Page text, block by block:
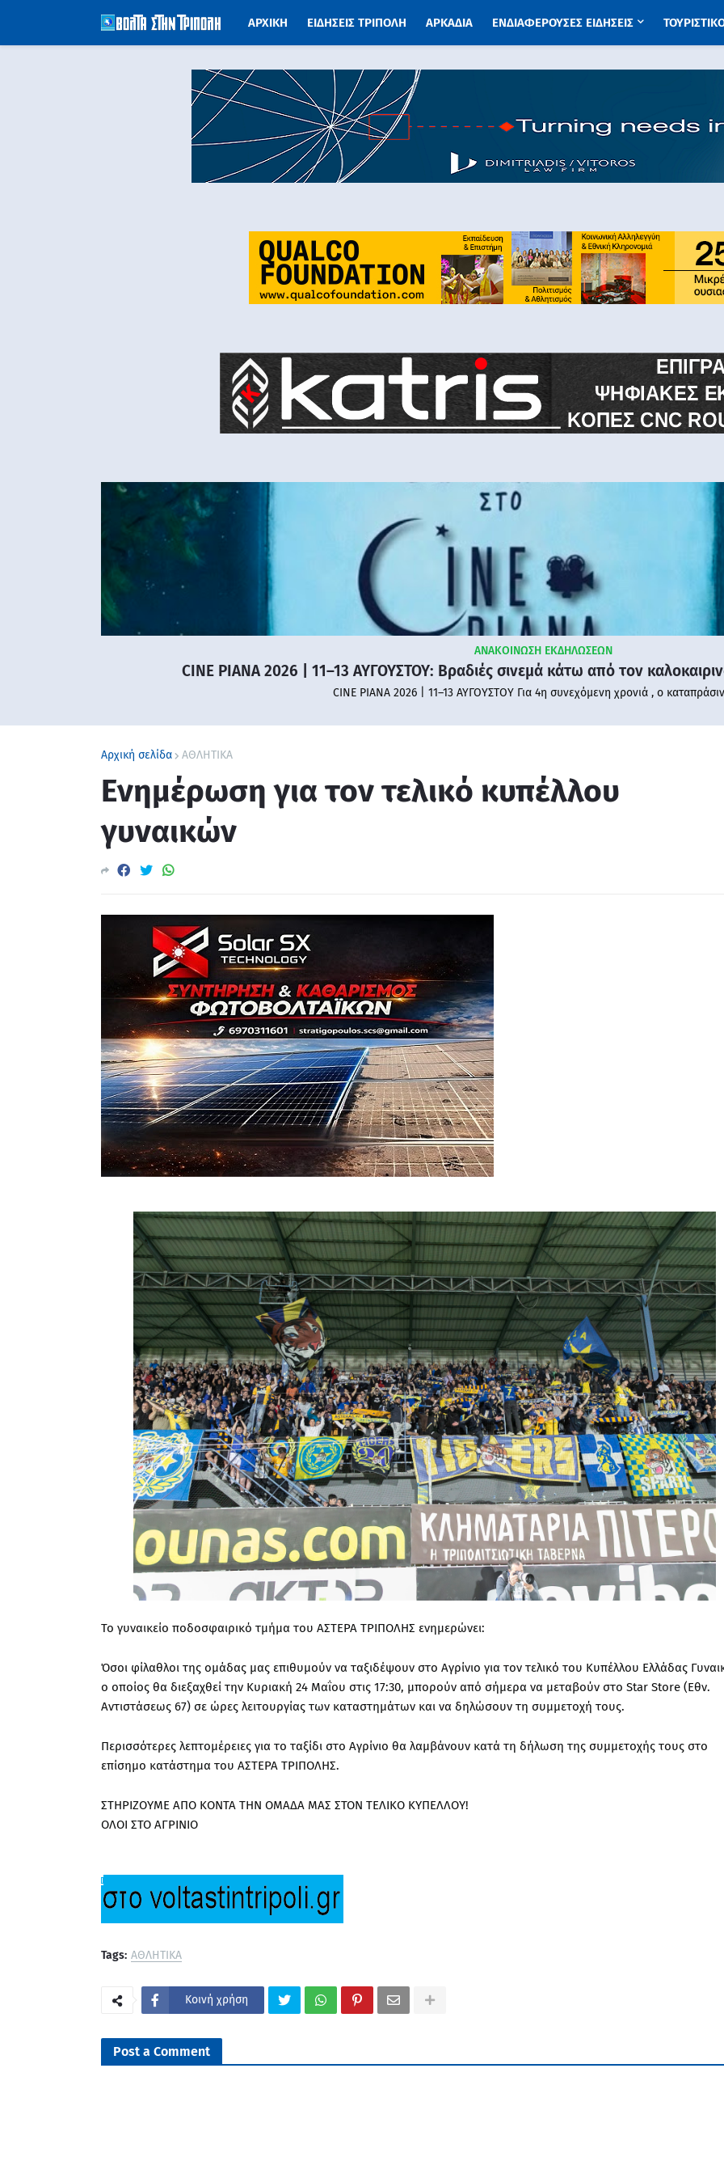
ΑΡΧΙΚΗ ΕΙΔΗΣΕΙΣ ΤΡΙΠΟΛΗ ΑΡΚΑΔΙΑ ΕΝΔΙΑΦΕΡΟΥΣΕΣ ΕΙΔΗΣΕΙΣ
ΑΝΑΚΟΙΝΩΣΗ ΕΚΔΗΛΩΣΕΩΝ
CINE PIANA 2026 | 11–13 ΑΥΓΟΥΣΤΟΥ: Βραδιές σινεμά κάτω από τον
CINE PIANA 2026 | 11–13 ΑΥΓΟΥΣΤΟΥ Για 4η συνεχόμενη χρονιά , ο
Αρχική σελίδα ΑΘΛΗΤΙΚΑ
Ενημέρωση για τον τελικό κυπέλλου
γυναικών
Το γυναικείο ποδοσφαιρικό τμήμα του ΑΣΤΕΡΑ ΤΡΙΠΟΛΗΣ ενημερώνει:
Όσοι φίλαθλοι της ομάδας μας επιθυμούν να ταξιδέψουν στο Αγρίνιο για τον τελικό του Κυπέλλου Ελλάδας
ο οποίος θα διεξαχθεί την Κυριακή 24 Μαΐου στις 17:30, μπορούν από σήμερα να μεταβούν στο Star Store (Εθν.
Αντιστάσεως 67) σε ώρες λειτουργίας των καταστημάτων και να δηλώσουν τη συμμετοχή τους.
Περισσότερες λεπτομέρειες για το ταξίδι στο Αγρίνιο θα λαμβάνουν κατά τη δήλωση της συμμετοχής τους στο
επίσημο κατάστημα του ΑΣΤΕΡΑ ΤΡΙΠΟΛΗΣ.
ΣΤΗΡΙΖΟΥΜΕ ΑΠΟ ΚΟΝΤΑ ΤΗΝ ΟΜΑΔΑ ΜΑΣ ΣΤΟΝ ΤΕΛΙΚΟ ΚΥΠΕΛΛΟΥ!
ΟΛΟΙ ΣΤΟ ΑΓΡΙΝΙΟ
Tags: ΑΘΛΗΤΙΚΑ
Κοινή χρήση
Post a Comment